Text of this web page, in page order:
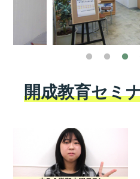
開成教育セミ